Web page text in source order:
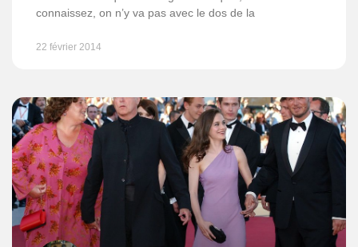
connaissez, on n’y va pas avec le dos de la
22 février 2014